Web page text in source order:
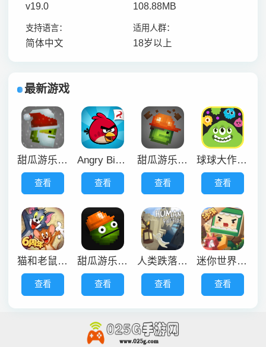
v19.0 108.88MB
支持语言：
简体中文
适用人群：
18岁以上
最新游戏
甜瓜游乐场万圣节版本
查看
Angry Birds
查看
甜瓜游乐场29.5中文版
查看
球球大作战渠道服
查看
猫和老鼠官服
查看
甜瓜游乐场30.5国际版
查看
人类跌落梦境正版
查看
迷你世界沙漠版本
查看